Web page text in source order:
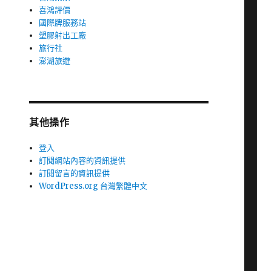
喜鴻評價
國際牌服務站
塑膠射出工廠
旅行社
澎湖旅遊
其他操作
登入
訂閱網站內容的資訊提供
訂閱留言的資訊提供
WordPress.org 台灣繁體中文